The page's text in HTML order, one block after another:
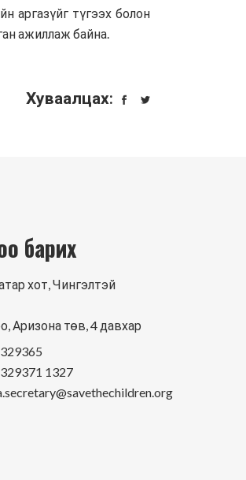
аргазүйг түгээх болон
ажиллаж байна.
Хуваалцах:
барих
хот, Чингэлтэй
Аризона төв, 4 давхар
1327